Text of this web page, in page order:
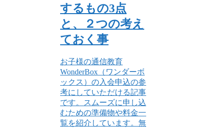
するもの3点
と、２つの考え
ておく事
お子様の通信教育
WonderBox（ワンダーボ
ックス）の入会申込の参
考にしていただける記事
です。スムーズに申し込
むための準備物や料金一
覧を紹介しています。無